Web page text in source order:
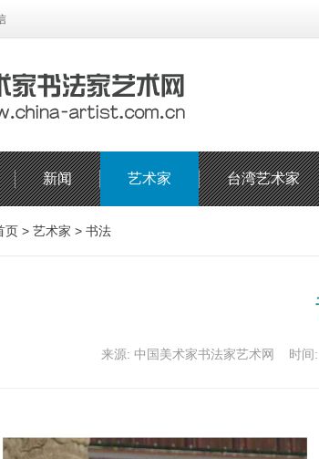
新闻 艺术家 台湾艺术家
页 > 艺术家 > 书法
来源: 中国美术家书法家艺术网 时